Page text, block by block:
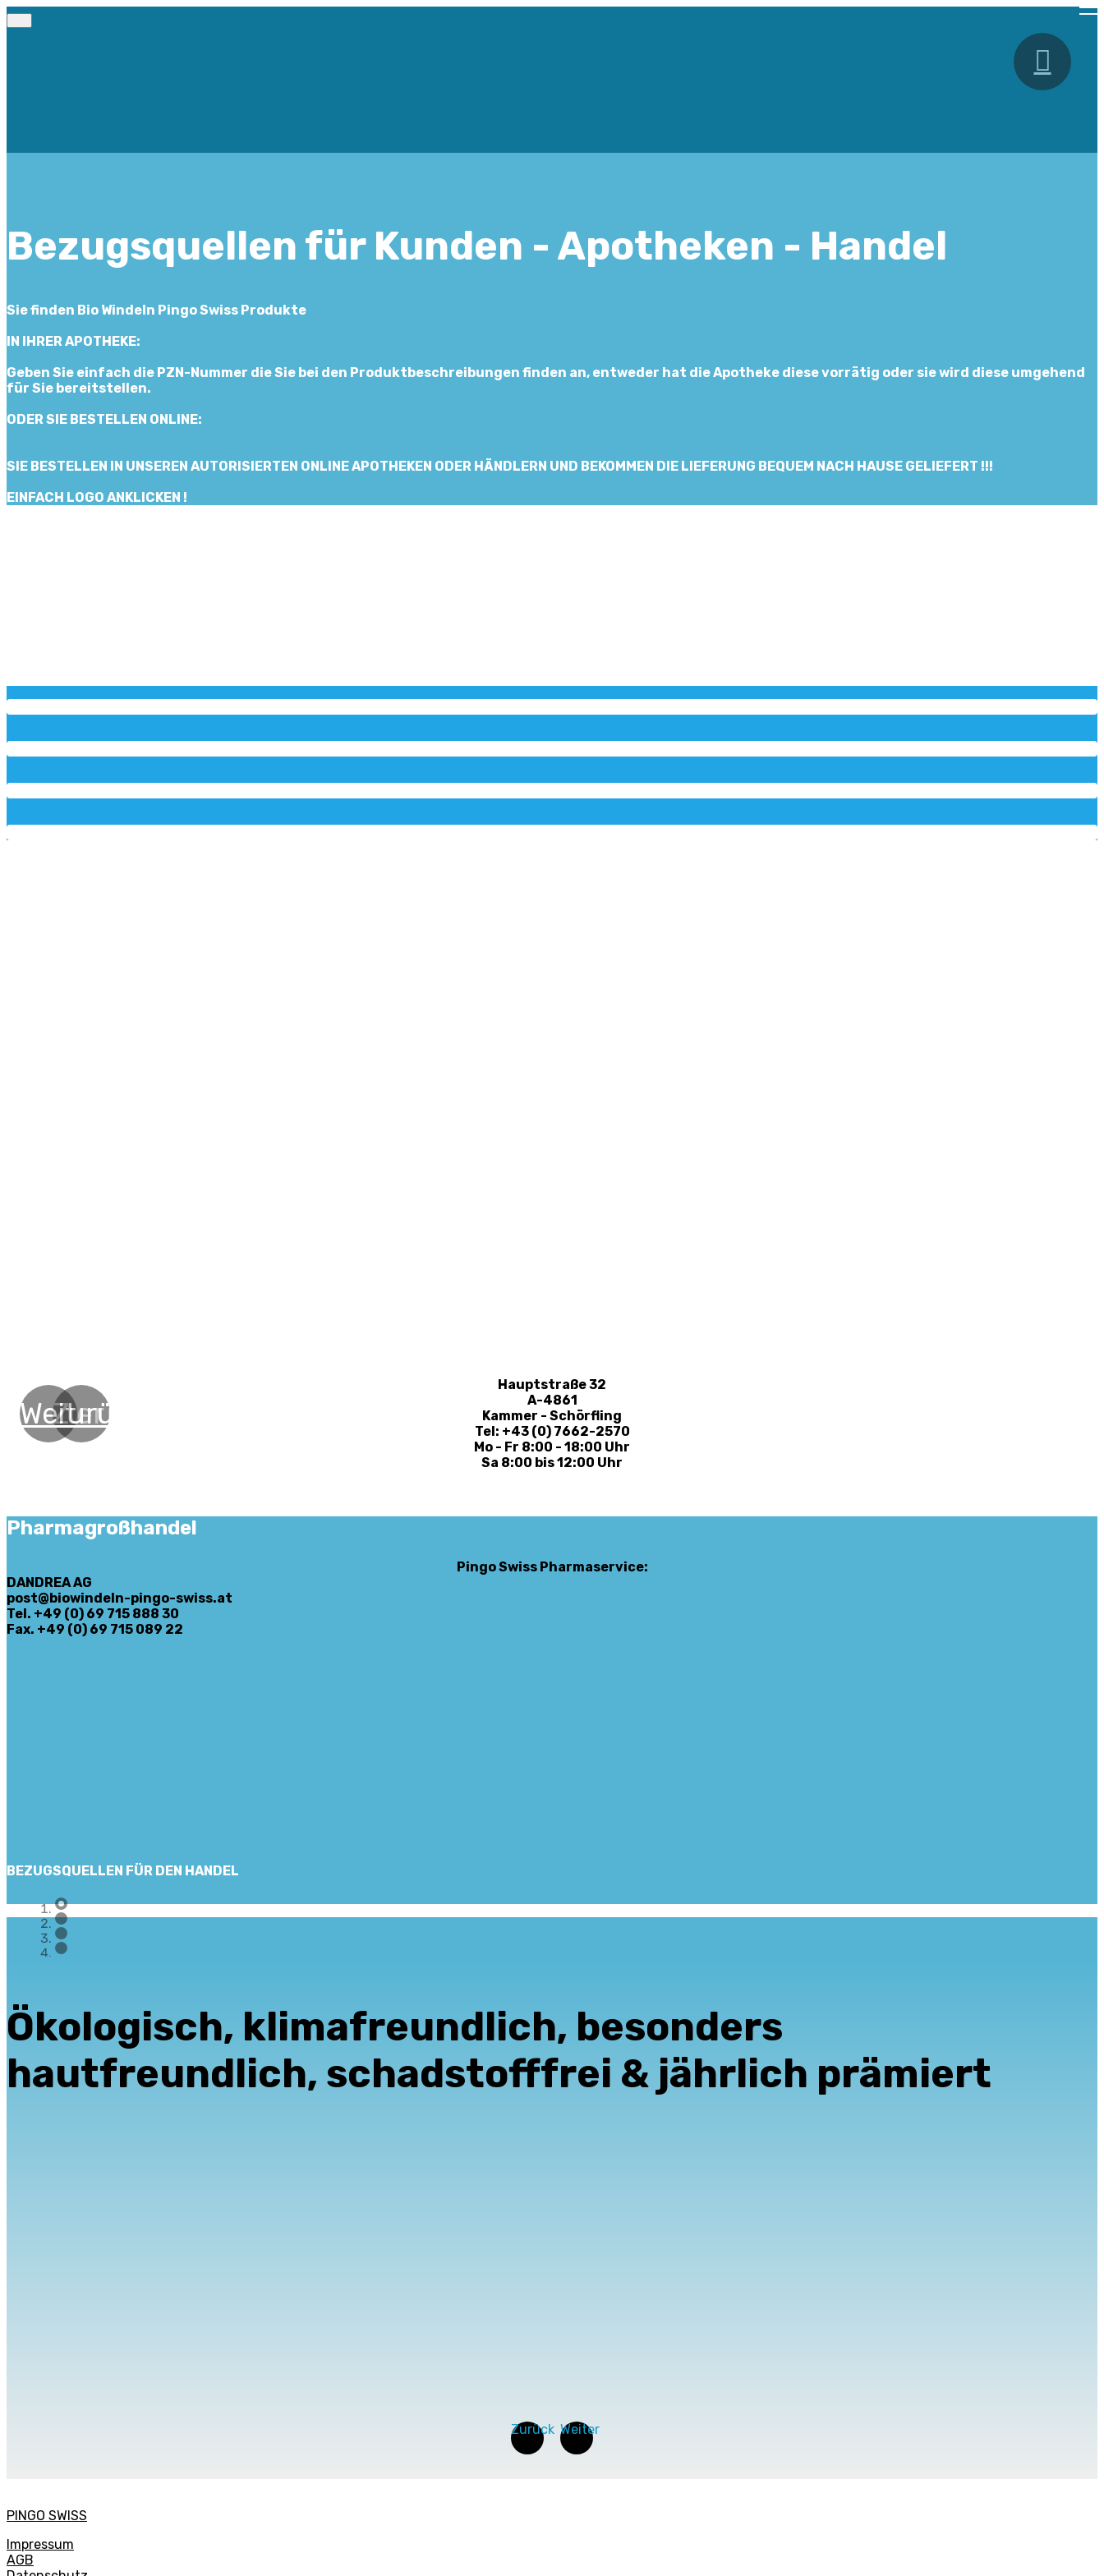
Bezugsquellen für Kunden - Apotheken - Handel
Sie finden Bio Windeln Pingo Swiss Produkte
IN IHRER APOTHEKE:
Geben Sie einfach die PZN-Nummer die Sie bei den Produktbeschreibungen finden an, entweder hat die Apotheke diese vorrätig oder sie wird diese umgehend
für Sie bereitstellen.
ODER SIE BESTELLEN ONLINE:
SIE BESTELLEN IN UNSEREN AUTORISIERTEN ONLINE APOTHEKEN ODER HÄNDLERN UND BEKOMMEN DIE LIEFERUNG BEQUEM NACH HAUSE GELIEFERT !!!
EINFACH LOGO ANKLICKEN !
Hauptstraße 32
A-4861
Kammer - Schörfling
Tel: +43 (0) 7662-2570
Mo - Fr 8:00 - 18:00 Uhr
Sa 8:00 bis 12:00 Uhr
Pharmagroßhandel
Pingo Swiss Pharmaservice:
DANDREA AG
post@biowindeln-pingo-swiss.at
Tel. +49 (0) 69 715 888 30
Fax. +49 (0) 69 715 089 22
Zurück
Weiter
BEZUGSQUELLEN FÜR DEN HANDEL
Ökologisch, klimafreundlich, besonders
hautfreundlich, schadstofffrei & jährlich prämiert
Zurück Weiter
PINGO SWISS
Impressum
AGB